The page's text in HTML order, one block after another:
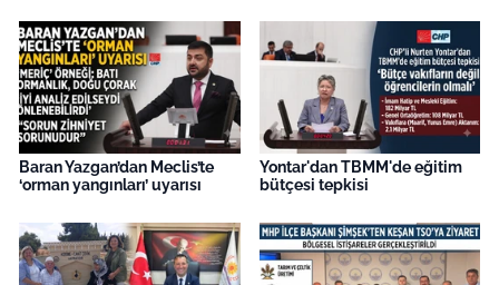
Baran Yazgan’dan Meclis’te
‘orman yangınları’ uyarısı
Yontar'dan TBMM'de eğitim
bütçesi tepkisi